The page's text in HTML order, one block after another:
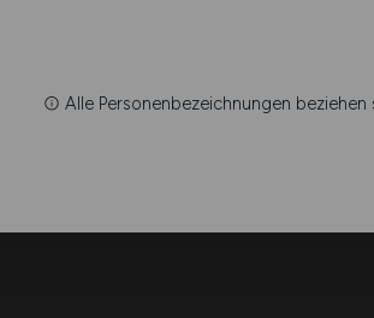
Alle Personenbezeichnungen